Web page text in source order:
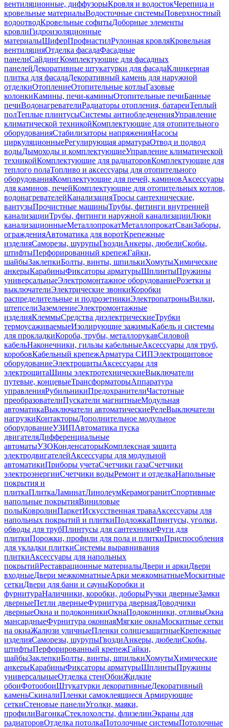
вентиляционные, диффузорыКровля и водостокЧерепица и
кровельные материалыВодосточные системыПоверхностный
водоотводКровельные софитыДоборные элементы
кровлиГидроизоляционные
материалыШиферПрофнастилРулонная кровляКровельная
вентиляцияОтделка фасадаФасадные
панелиСайдингКомплектующие для фасадных
панелейДекоративные штукатурки для фасадаКлинкерная
плитка для фасадаДекоративный камень для наружной
отделкиОтоплениеОтопительные котлыГазовые
колонкиКамины, печи-каминыОтопительные печиБанные
печиВодонагревателиРадиаторы отопления, батареиТеплый
полТеплые плинтусыСистемы антиобледененияУправление
климатической техникойКомплектующие для отопительного
оборудованияСтабилизаторы напряженияНасосы
циркуляционныеРегулирующая арматураОтвод и подвод
водыДымоходы и комплектующиеУправление климатической
техникойКомплектующие для радиаторовКомплектующие для
теплого полаТопливо и аксессуары для отопительного
оборудованияКомплектующие для печей, каминовАксессуары
для каминов, печейКомплектующие для отопительных котлов,
водонагревателейКанализацияТросы сантехнические,
вантузыПрочистные машиныТрубы, фитинги внутренней
канализацииТрубы, фитинги наружной канализацииЛюки
канализационныеМеталлопрокатМеталлопрокатСваиЗаборы,
огражденияАвтоматика для воротКрепежные
изделияСаморезы, шурупыГвоздиАнкеры, дюбелиСкобы,
штифтыПерфорированный крепежГайки,
шайбыЗаклепкиБолты, винты, шпилькиХомутыХимические
анкерыКарабиныФиксаторы арматурыШплинтыПружины
универсальныеЭлектромонтажное оборудованиеРозетки и
выключателиЭлектрические звонкиКоробки
распределительные и подрозетникиЭлектропатроныВилки,
штепселиЗаземлениеЭлектромонтажные
изделияКлеммыСредства диэлектрическиеТрубки
термоусаживаемыеИзолирующие зажимыКабель и системы
для прокладкиКороба, трубы, металлорукавСиловой
кабельНаконечники, гильзы кабельныеАксессуары для труб,
коробовКабельный крепежАрматура СИПЭлектрощитовое
оборудованиеЭлектрощитыАксессуары для
электрощитаШины электротехническиеВыключатели
путевые, концевыеТрансформаторыАппаратура
управленияРубильникиПредохранителиЧастотные
преобразователиПускатели магнитныеМодульная
автоматикаВыключатели автоматическиеРелеВыключатели
нагрузкиКонтакторыДополнительное модульное
оборудованиеУЗИПАвтоматика пуска
двигателяДифференциальные
автоматыУЗОКонденсаторыКомплексная защита
электродвигателейАксессуары для модульной
автоматикиПриборы учетаСчетчики газаСчетчики
электроэнергииСчетчики водыРемонт и отделкаНапольные
покрытия и
плиткаПлиткаЛаминатЛинолеумКерамогранитСпортивные
напольные покрытияВиниловые
полыКовролинПаркетИскусственная траваАксессуары для
напольных покрытий и плиткиПодложкаПлинтусы, уголки,
обводы для трубПлинтусы для сантехникиФуги для
плиткиПорожки, профили для пола и плиткиПриспособления
для укладки плиткиСистемы выравнивания
плиткиАксессуары для напольных
покрытийРеставрационные материалыДвери и аркиДвери
входныеДвери межкомнатныеАрки межкомнатныеМоскитные
сеткиДвери для бани и сауныКоробки и
фурнитураНаличники, коробки, доборыРучки дверныеЗамки
дверныеПетли дверныеФурнитура двернаяДоводчики
дверныеОкна и подоконникиОкнаПодоконники, отливыОкна
мансардныеФурнитура оконнаяМягкие окнаМоскитные сетки
на окнаЖалюзи уличныеПленки солнцезащитныеКрепежные
изделияСаморезы, шурупыГвоздиАнкеры, дюбелиСкобы,
штифтыПерфорированный крепежГайки,
шайбыЗаклепкиБолты, винты, шпилькиХомутыХимические
анкерыКарабиныФиксаторы арматурыШплинтыПружины
универсальныеОтделка стенОбоиЖидкие
обоиФотообоиШтукатурки декоративныеДекоративный
каменьСкиналиПленки самоклеящиеся Армирующие
сеткиСтеновые панелиУголки, маяки,
профилиВагонкаСтеклохолсты, флизелинЭкраны для
радиаторовОтделка потолкаПотолочные системыПотолочные